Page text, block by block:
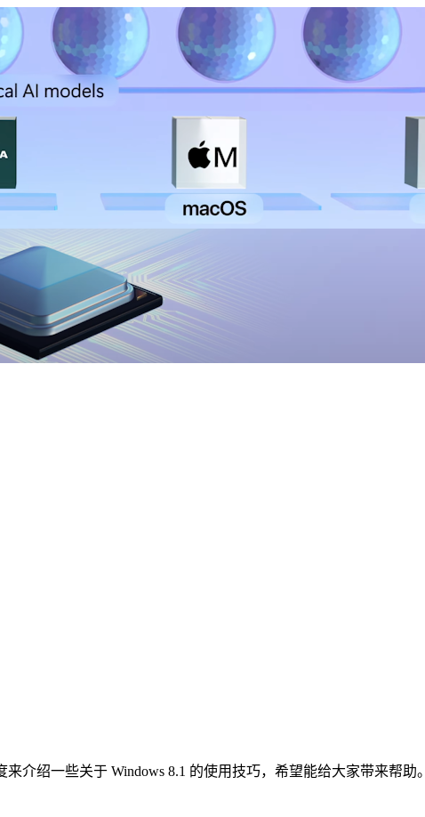
来介绍一些关于 Windows 8.1 的使用技巧，希望能给大家带来帮助。